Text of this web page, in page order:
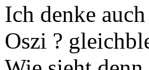
Ich denke
Oszi ?